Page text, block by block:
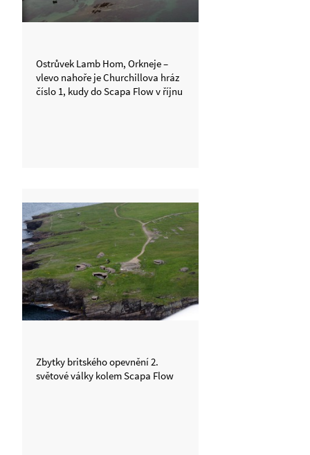
Ostrůvek Lamb Hom, Orkneje –
vlevo nahoře je Churchillova hráz
číslo 1, kudy do Scapa Flow v říjnu
Zbytky britského opevnění 2.
světové války kolem Scapa Flow